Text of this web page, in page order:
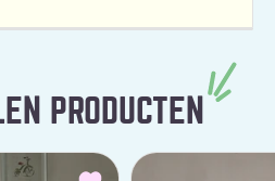
PRODUCTEN